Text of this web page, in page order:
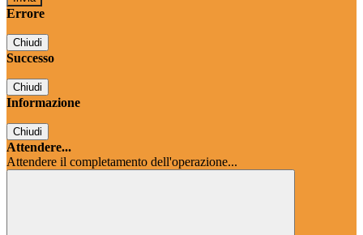
Errore
Chiudi
Successo
Chiudi
Informazione
Chiudi
Attendere...
Attendere il completamento dell'operazione...